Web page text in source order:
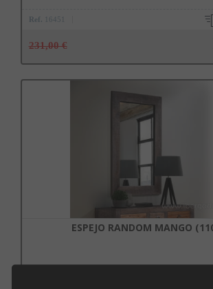
Ref. 16451
231,00 €
Añadir a la cesta
ESPEJO RANDOM MANGO